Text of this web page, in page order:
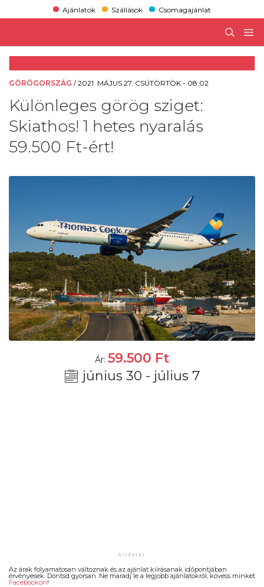
Ajánlatok Szállások Csomagajánlat
GÖRÖGORSZÁG /2021. MÁJUS 27. CSÜTÖRTÖK - 08:02
Különleges görög sziget:
Skiathos! 1 hetes nyaralás
59.500 Ft-ért!
Ár: 59.500 Ft
június 30 - július 7
Az árak folyamatosan változnak és az ajánlat kiírásanak időpontjában
érvényesek. Döntsd gyorsan. Ne maradj le a legjobb ajánlatokról, kövess minket
Facebookon!